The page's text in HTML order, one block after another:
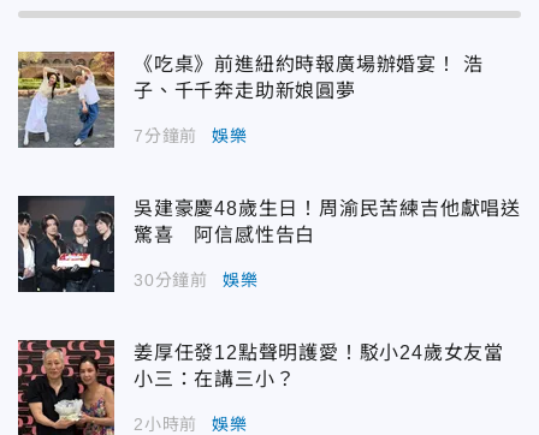
《吃桌》前進紐約時報廣場辦婚宴！ 浩
子、千千奔走助新娘圓夢
7分鐘前 娛樂
吳建豪慶48歲生日！周渝民苦練吉他獻唱送
驚喜 阿信感性告白
30分鐘前 娛樂
姜厚任發12點聲明護愛！駁小24歲女友當
小三：在講三小？
2小時前 娛樂